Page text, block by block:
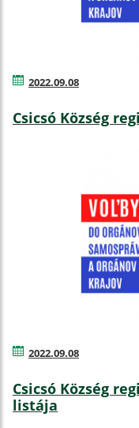
2022.09.08
Csicsó Község
2022.09.08
Csicsó Község
listája